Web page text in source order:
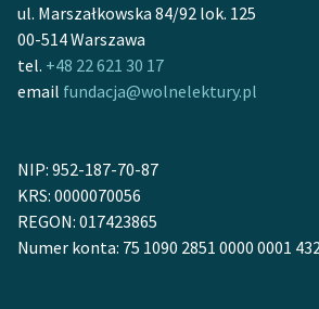
ul. Marszałkowska 84/92 lok. 125
00-514 Warszawa
tel. +48 22 621 30 17
email fundacja@wolnelektury.pl
NIP: 952-187-70-87
KRS: 0000070056
REGON: 017423865
Numer konta: 75 1090 2851 0000 0001